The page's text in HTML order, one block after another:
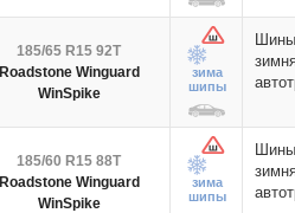
185/65 R15 92T
Roadstone Winguard
WinSpike
зима
шипы
185/60 R15 88T
Roadstone Winguard
WinSpike
зима
шипы